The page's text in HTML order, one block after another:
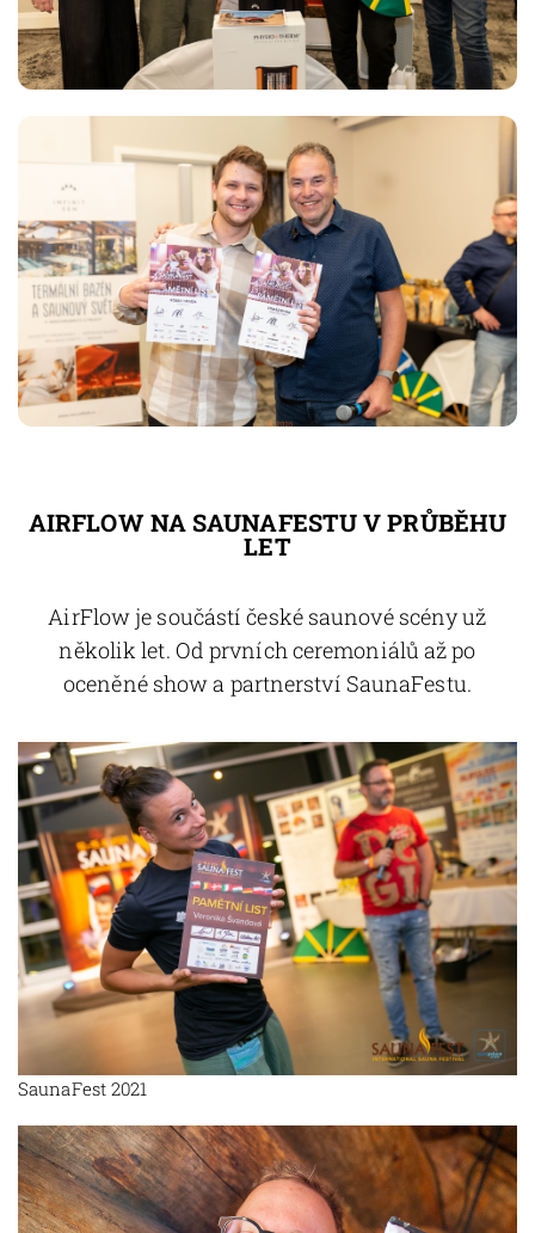
AIRFLOW NA SAUNAFESTU V PRŮBĚHU
LET
AirFlow je součástí české saunové scény už
několik let. Od prvních ceremoniálů až po
oceněné show a partnerství SaunaFestu.
SaunaFest 2021